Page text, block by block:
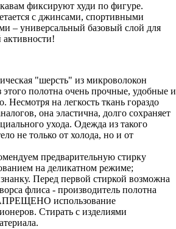
фиксируют худи по фигуре.
с джинсами, спортивными
– универсальный базовый слой для
"шерсть" из микроволокон
этого полотна очень прочные, удобные и
Несмотря на легкость ткань гораздо
она эластична, долго сохраняет
ухода. Одежда из такого
не только от холода, но и от
предварительную стирку
на деликатном режиме;
Перед первой стиркой возможна
флиса - производитель полотна
использование
Стирать с изделиями